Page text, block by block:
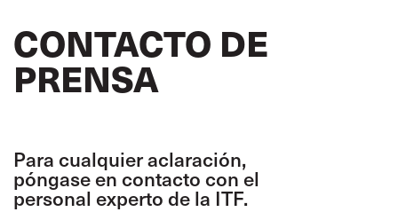
CONTACTO DE
PRENSA
Para cualquier aclaración,
póngase en contacto con el
personal experto de la ITF.